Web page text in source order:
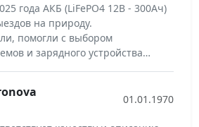
года АКБ (LiFePO4 12В - 300Ач)
на природу.
помогли с выбором
и зарядного устройства…
01.01.1970